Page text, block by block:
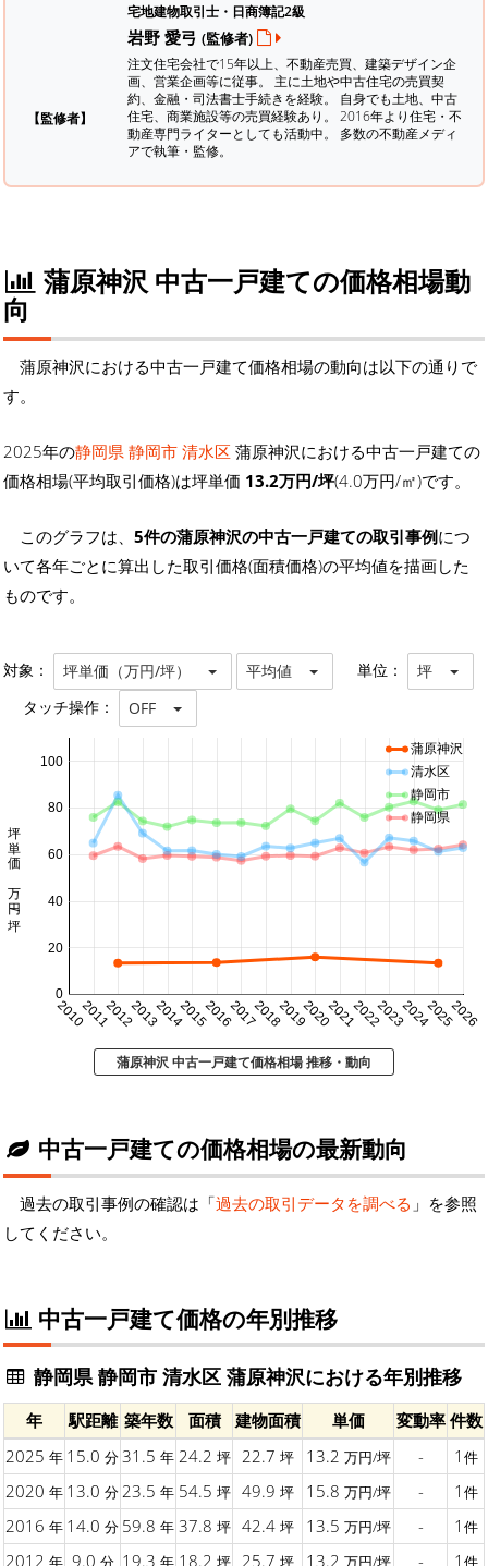
【監修者】
宅地建物取引士・日商簿記2級
岩野 愛弓 (監修者)
注文住宅会社で15年以上、不動産売買、建築デザイン企
画、営業企画等に従事。 主に土地や中古住宅の売買契
約、金融・司法書士手続きを経験。 自身でも土地、中古
住宅、商業施設等の売買経験あり。 2016年より住宅・不
動産専門ライターとしても活動中。 多数の不動産メディ
アで執筆・監修。
蒲原神沢 中古一戸建ての価格相場動
向
蒲原神沢における中古一戸建て価格相場の動向は以下の通りで
す。
2025年の静岡県 静岡市 清水区 蒲原神沢における中古一戸建ての
価格相場(平均取引価格)は坪単価 13.2万円/坪(4.0万円/㎡)です。
このグラフは、 5件の蒲原神沢の中古一戸建ての取引事例につ
いて各年ごとに算出した取引価格(面積価格)の平均値を描画した
ものです。
対象： 坪単価（万円/坪） 平均値 単位： 坪
タッチ操作： OFF
20102011201220132014201520162017201820192020202120222023202420252026
0
20
40
60
80
100
坪単価 万円/坪
蒲原神沢
清水区
静岡市
静岡県
蒲原神沢 中古一戸建て価格相場 推移・動向
中古一戸建ての価格相場の最新動向
過去の取引事例の確認は「過去の取引データを調べる 」を参照
してください。
中古一戸建て価格の年別推移
静岡県 静岡市 清水区 蒲原神沢における年別推移
年 駅距離 築年数 面積 建物面積 単価 変動率 件数
2025 年 15.0 分31.5 年 24.2 坪 22.7 坪 13.2 万円/坪 - 1 件
2020 年 13.0 分23.5 年 54.5 坪 49.9 坪 15.8 万円/坪 - 1 件
2016 年 14.0 分 59.8 年 37.8 坪 42.4 坪 13.5 万円/坪 - 1 件
2012 年 9.0 分 19.3 年 18.2 坪 25.7 坪 13.2 万円/坪 - 1 件